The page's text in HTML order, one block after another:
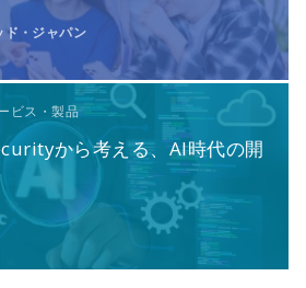
ド・ジャパン
ス・製品
から考える、AI時代の開